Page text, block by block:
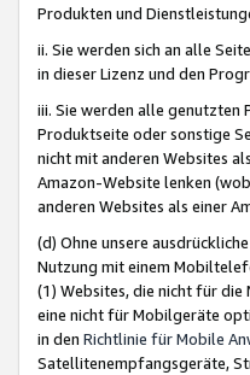
Produkten und
ii. Sie werden sich an alle
in dieser Lizenz und den
iii. Sie werden alle genutzten
Produktseite oder sonstige
nicht mit anderen Websites
Amazon-Website lenken
anderen Websites als einer
(d) Ohne unsere
Nutzung mit einem
(1) Websites, die nicht für
eine nicht für Mobilgeräte
in den Richtlinie für Mobile
Satellitenempfangsgeräte,